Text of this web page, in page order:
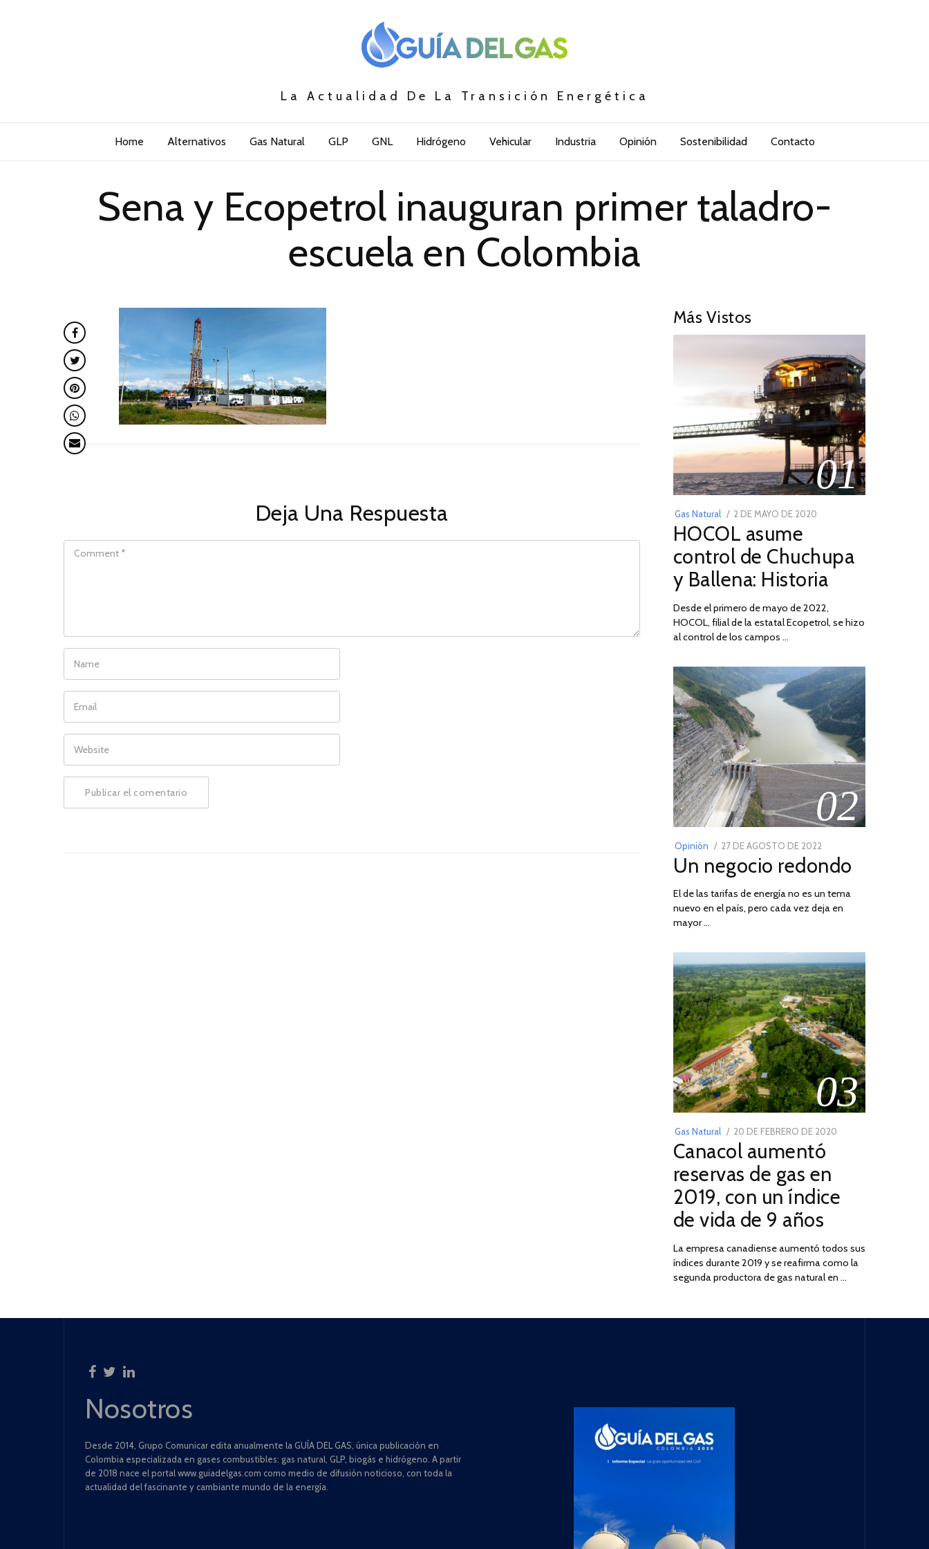
La Actualidad De La Transición Energética
Home Alternativos Gas Natural GLP GNL Hidrógeno Vehicular Industria Opinión Sostenibilidad Contacto
Sena y Ecopetrol inauguran primer taladro-
escuela en Colombia
Deja Una Respuesta
Más Vistos
01
Gas Natural
POSTED
ON
2 DE MAYO DE 2020
DE
2026
HOCOL asume
control de Chuchupa
y Ballena: Historia
Desde el primero de mayo de 2022,
HOCOL, filial de la estatal Ecopetrol, se hizo
al control de los campos …
02
Opinión
POSTED
ON
27 DE AGOSTO DE 2022
DE
DE
2022
Un negocio redondo
El de las tarifas de energía no es un tema
nuevo en el país, pero cada vez deja en
mayor …
03
Gas Natural
POSTED
ON
20 DE FEBRERO DE 2020
2025
Canacol aumentó
reservas de gas en
2019, con un índice
de vida de 9 años
La empresa canadiense aumentó todos sus
índices durante 2019 y se reafirma como la
segunda productora de gas natural en …
Nosotros
Desde 2014, Grupo Comunicar edita anualmente la GUÍA DEL GAS, única publicación en
Colombia especializada en gases combustibles: gas natural, GLP, biogás e hidrógeno. A partir
de 2018 nace el portal www.guiadelgas.com como medio de difusión noticioso, con toda la
actualidad del fascinante y cambiante mundo de la energía.